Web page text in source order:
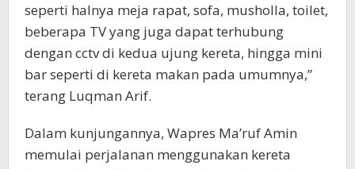
seperti halnya meja rapat, sofa, musholla, toilet,
beberapa TV yang juga dapat terhubung
dengan cctv di kedua ujung kereta, hingga mini
bar seperti di kereta makan pada umumnya,”
terang Luqman Arif.
Dalam kunjungannya, Wapres Ma’ruf Amin
memulai perjalanan menggunakan kereta